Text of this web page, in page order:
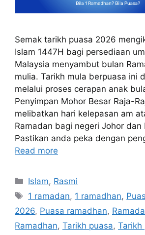
Semak tarikh puasa 2026
Islam 1447H bagi persediaan
Malaysia menyambut bulan
mulia. Tarikh mula berpuasa ini
melalui proses cerapan anak
Penyimpan Mohor Besar Raja-
melibatkan hari kelepasan am
Ramadan bagi negeri Johor dan
Pastikan anda peka dengan
Read more
Categories
Islam, Rasmi
Tags
1 ramadan, 1 ramadhan,
2026, Puasa ramadhan,
Ramadhan, Tarikh puasa, Tarikh